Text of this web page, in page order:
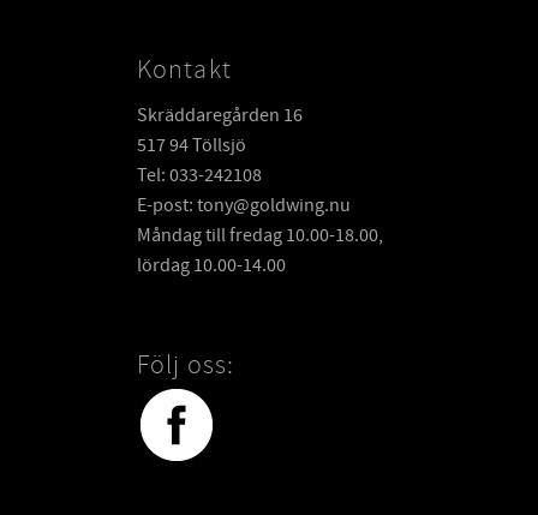
Kontakt
Skräddaregården 16
517 94 Töllsjö
Tel: 033-242108
E-post: tony@goldwing.nu
Måndag till fredag 10.00-18.00,
lördag 10.00-14.00
Följ oss: